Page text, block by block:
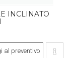
INCLINATO
al preventivo